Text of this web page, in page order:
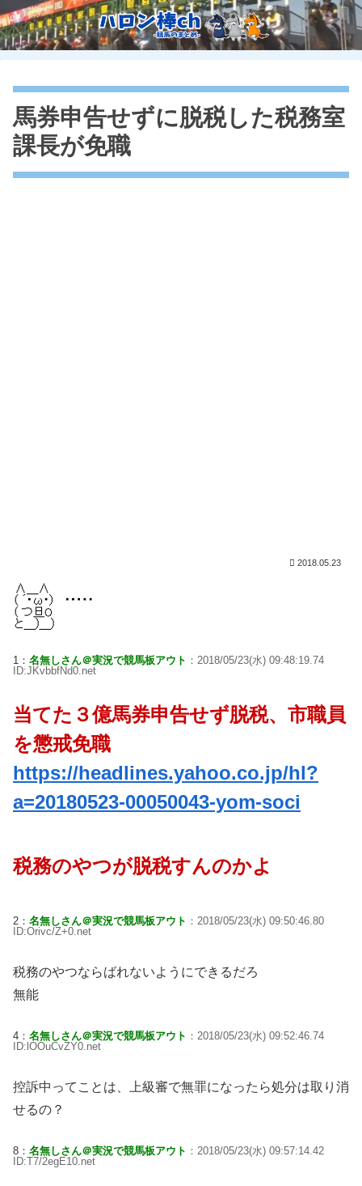
馬券申告せずに脱税した税務室
課長が免職
2018.05.23
1： 名無しさん＠実況で競馬板アウト ：2018/05/23(水) 09:48:19.74
ID:JKvbbfNd0.net
当てた３億馬券申告せず脱税、市職員
を懲戒免職
https://headlines.yahoo.co.jp/hl?
a=20180523-00050043-yom-soci
税務のやつが脱税すんのかよ
2： 名無しさん＠実況で競馬板アウト ：2018/05/23(水) 09:50:46.80
ID:Orivc/Z+0.net
税務のやつならばれないようにできるだろ
無能
4： 名無しさん＠実況で競馬板アウト ：2018/05/23(水) 09:52:46.74
ID:lOOuCvZY0.net
控訴中ってことは、上級審で無罪になったら処分は取り消
せるの？
8： 名無しさん＠実況で競馬板アウト ：2018/05/23(水) 09:57:14.42
ID:T7/2egE10.net